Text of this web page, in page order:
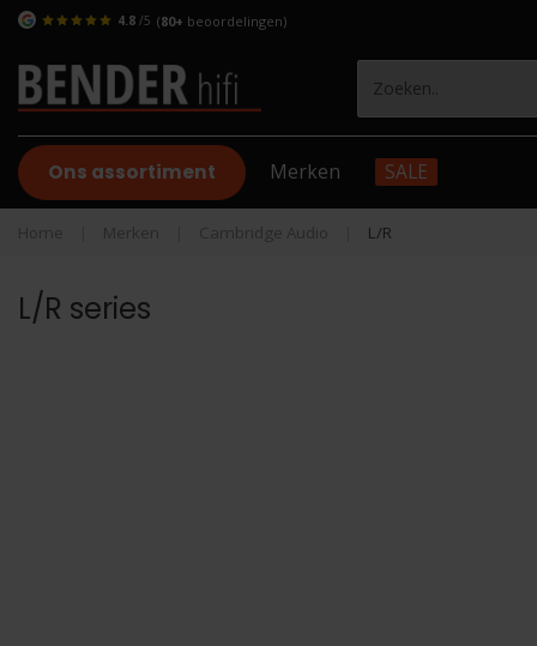
4.8 /5 (80+ beoordelingen)
Ons assortiment Merken SALE
Home Merken Cambridge Audio L/R
L/R series